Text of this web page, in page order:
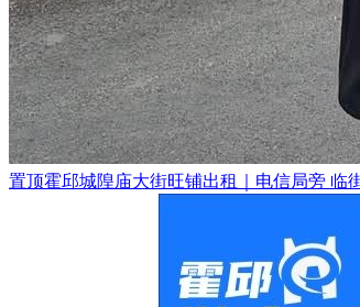
置顶霍邱城隍庙大街旺铺出租｜电信局旁 临